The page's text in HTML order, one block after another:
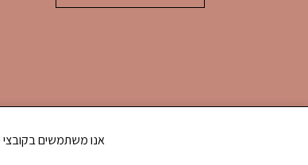
אנו משתמשים בקובצי Cookie כדי לשפר את חווית הגלישה שלך ולנתח את תנועת הגולשים באתר. האם את/ה מסכים/ה לשימוש בקובצי Cookie?